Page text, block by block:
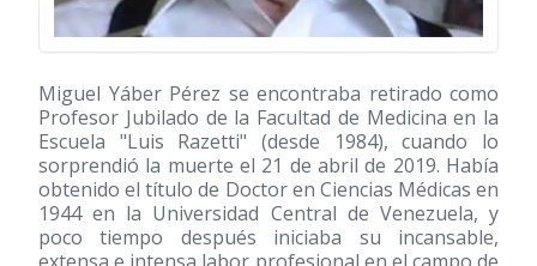
Miguel Yáber Pérez se encontraba retirado como
Profesor Jubilado de la Facultad de Medicina en la
Escuela "Luis Razetti" (desde 1984), cuando lo
sorprendió la muerte el 21 de abril de 2019. Había
obtenido el título de Doctor en Ciencias Médicas en
1944 en la Universidad Central de Venezuela, y
poco tiempo después iniciaba su incansable,
extensa e intensa labor profesional en el campo de